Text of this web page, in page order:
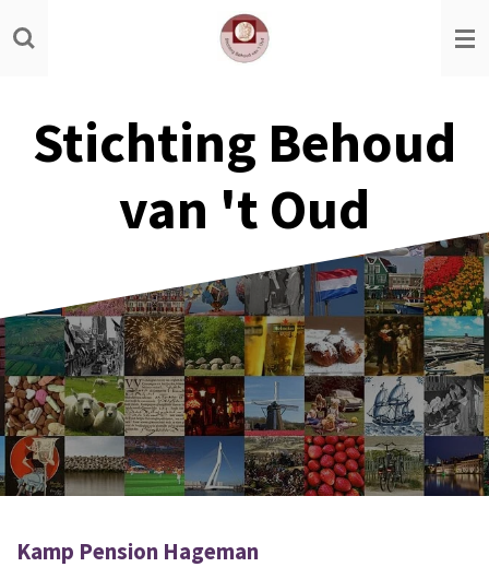
Ga
direct
hoofdinhoud
Stichting Behoud
van 't Oud
Kamp Pension Hageman